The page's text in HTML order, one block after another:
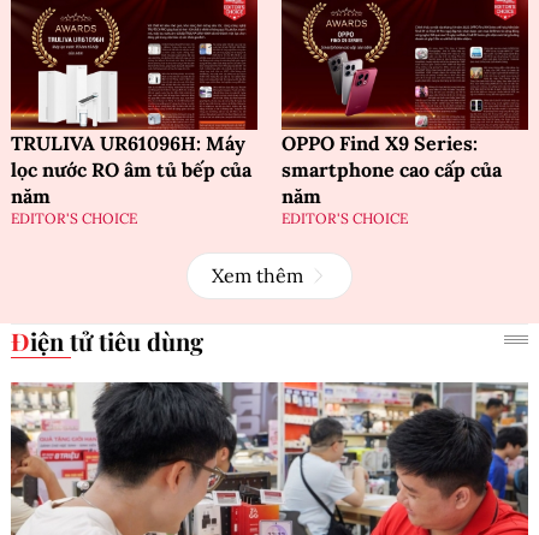
TRULIVA UR61096H: Máy
lọc nước RO âm tủ bếp của
năm
EDITOR'S CHOICE
OPPO Find X9 Series:
smartphone cao cấp của
năm
EDITOR'S CHOICE
Xem thêm
Điện tử tiêu dùng